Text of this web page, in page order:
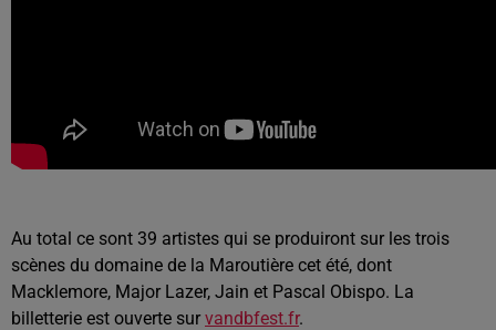
Au total ce sont 39 artistes qui se produiront sur les trois
scènes du domaine de la Maroutière cet été, dont
Macklemore, Major Lazer, Jain et Pascal Obispo. La
billetterie est ouverte sur vandbfest.fr.